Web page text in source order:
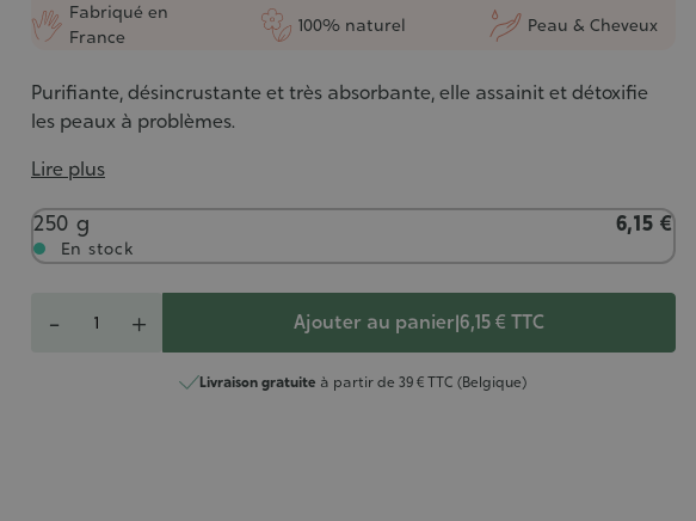
Fabriqué en
France
100% naturel Peau & Cheveux
Purifiante, désincrustante et très absorbante, elle assainit et détoxifie
les peaux à problèmes.
Lire plus
Poids
250 g 6,15 €
En stock
- + Ajouter au panier|6,15 € TTC
Livraison gratuite à partir de 39 € TTC (Belgique)